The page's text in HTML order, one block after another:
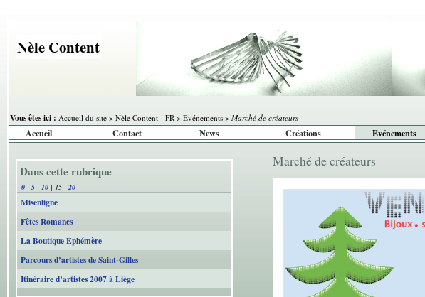
Nèle Content
Vous êtes ici : Accueil du site > Nèle Content - FR > Evénements > Marché de créateurs
Accueil Contact News Créations Evénements
Dans cette rubrique
0 | 5 | 10 | 15 | 20
Misenligne
Fêtes Romanes
La Boutique Ephémère
Parcours d’artistes de Saint-Gilles
Itinéraire d’artistes 2007 à Liège
Marché de créateurs